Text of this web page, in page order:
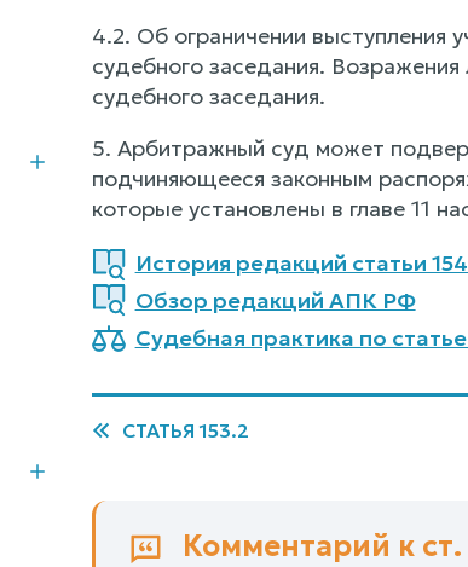
4.2. Об ограничении выступления
судебного заседания.
судебного заседания.
5. Арбитражный суд может
подчиняющееся законным
которые установлены в главе 11
История редакций статьи
Обзор редакций АПК РФ
Судебная практика по
СТАТЬЯ 153.2
Комментарий к